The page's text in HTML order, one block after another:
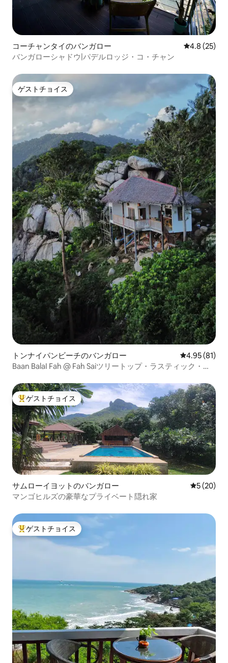
コーチャンタイのバンガロー レビュー25
4.8 (25)
バンガローシャドウ|パデルロッジ・コ・チャン
ゲストチョイス
ゲストチョイス
トンナイパンビーチのバンガロー レビュー81
4.95 (81)
Baan BalaI Fah @ Fah Saiツリートップ・ラスティック・リ
大好評のゲストチョイスです。
ゲストチョイス
サムローイヨットのバンガロー レビュー
5 (20)
マンゴヒルズの豪華なプライベート隠れ家
大好評のゲストチョイスです。
ゲストチョイス